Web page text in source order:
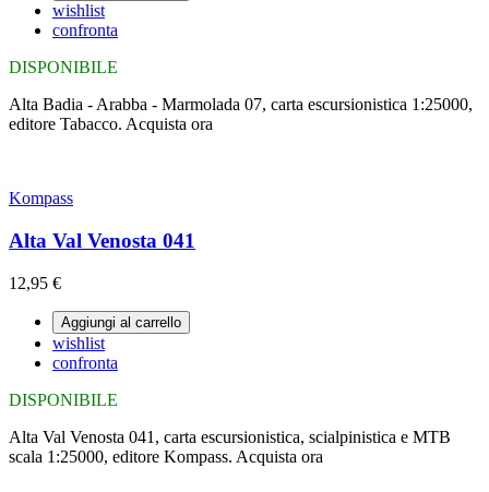
wishlist
confronta
DISPONIBILE
Alta Badia - Arabba - Marmolada 07, carta escursionistica 1:25000,
editore Tabacco. Acquista ora
Kompass
Alta Val Venosta 041
12,95 €
Aggiungi al carrello
wishlist
confronta
DISPONIBILE
Alta Val Venosta 041, carta escursionistica, scialpinistica e MTB
scala 1:25000, editore Kompass. Acquista ora